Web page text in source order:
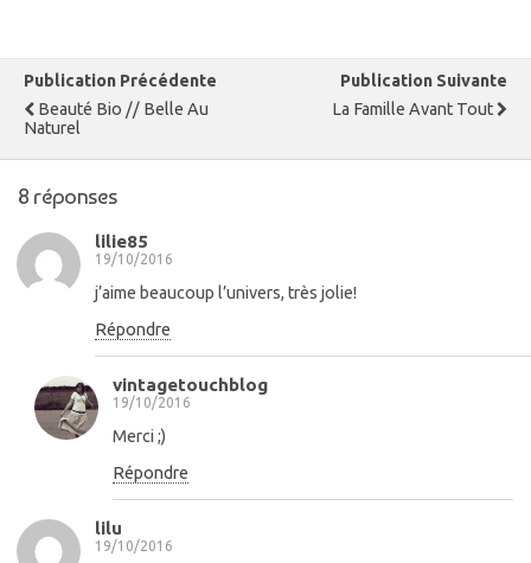
Publication Précédente
Beauté Bio // Belle Au
Naturel
Publication Suivante
La Famille Avant Tout
8 réponses
lilie85
19/10/2016
j’aime beaucoup l’univers, très jolie!
Répondre
vintagetouchblog
19/10/2016
Merci ;)
Répondre
lilu
19/10/2016